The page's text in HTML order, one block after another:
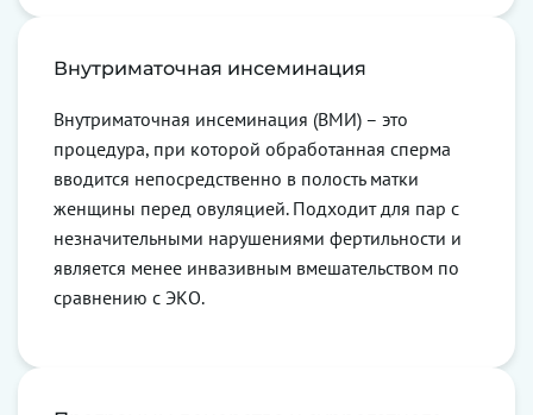
Внутриматочная инсеминация
Внутриматочная инсеминация (ВМИ) – это
процедура, при которой обработанная сперма
вводится непосредственно в полость матки
женщины перед овуляцией. Подходит для пар с
незначительными нарушениями фертильности и
является менее инвазивным вмешательством по
сравнению с ЭКО.